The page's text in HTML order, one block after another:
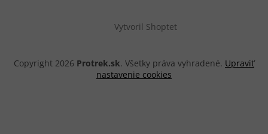
Vytvoril Shoptet
Copyright 2026 Protrek.sk. Všetky práva vyhradené. Upraviť
nastavenie cookies